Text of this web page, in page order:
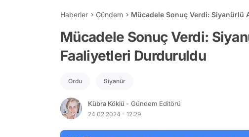
Haberler Gündem Mücadele Sonuç Verdi: Siyanürlü
Mücadele Sonuç Verdi:
Faaliyetleri Durduruldu
Ordu Siyanür
Kübra Köklü - Gündem Editörü
24.02.2024 - 12:29